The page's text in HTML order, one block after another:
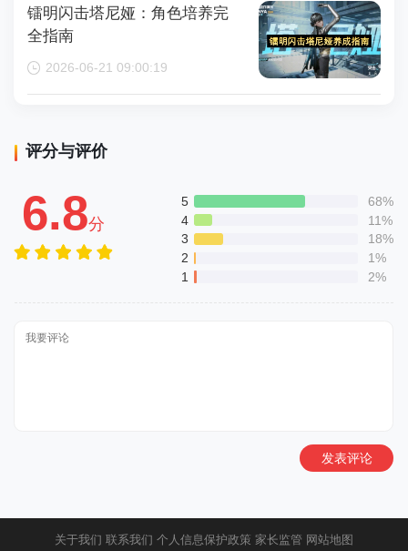
镭明闪击塔尼娅：角色培养完
全指南
2026-06-21 09:00:19
评分与评价
6.8分
5
68%
4
11%
3
18%
2
1%
1
2%
发表评论
关于我们 联系我们 个人信息保护政策 家长监管 网站地图